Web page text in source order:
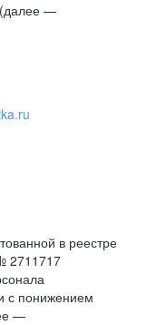
—
в реестре
2711717
с понижением
—